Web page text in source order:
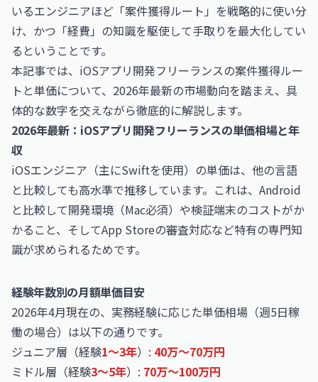
いるエンジニアほど「案件獲得ルート」を戦略的に使い分
け、かつ「経費」の知識を駆使して手取りを最大化してい
るということです。
本記事では、iOSアプリ開発フリーランスの案件獲得ルー
トと単価について、2026年最新の市場動向を踏まえ、具
体的な数字を交えながら徹底的に解説します。
2026年最新：iOSアプリ開発フリーランスの単価相場と年
収
iOSエンジニア（主にSwiftを使用）の単価は、他の言語
と比較しても高水準で推移しています。これは、Android
と比較して開発環境（Mac必須）や検証端末のコストがか
かること、そしてApp Storeの審査対応など特有の専門知
識が求められるためです。
経験年数別の月額単価目安
2026年4月現在の、実務経験に応じた単価相場（週5日稼
働の場合）は以下の通りです。
ジュニア層（経験1〜3年）: 40万〜70万円
ミドル層（経験3〜5年）: 70万〜100万円